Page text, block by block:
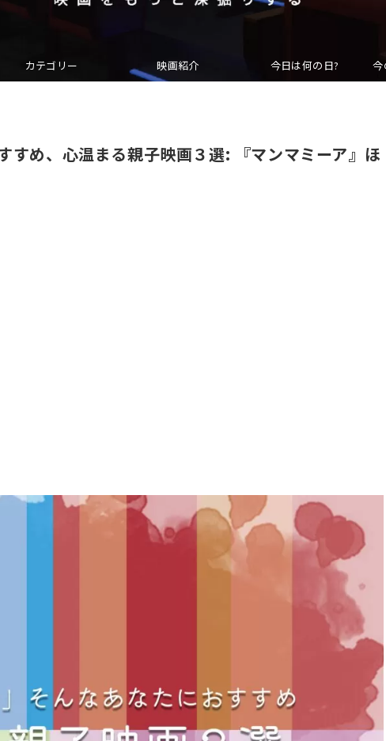
カテゴリー 映画紹介 今日は何の日? 今
すめ、心温まる親子映画３選: 『マンマミーア』ほ